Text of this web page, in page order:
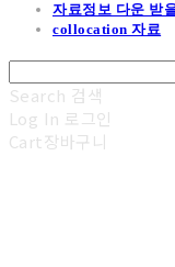
자료정보 다운 받
collocation 자료
Search 검색
Log In 로그인
Cart장바구니